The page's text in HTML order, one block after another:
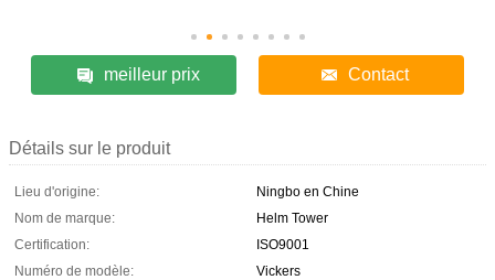
meilleur prix Contact
Détails sur le produit
Lieu d'origine:
Ningbo en Chine
Nom de marque:
Helm Tower
Certification:
ISO9001
Numéro de modèle:
Vickers